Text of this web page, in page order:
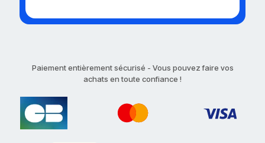
Paiement entièrement sécurisé - Vous pouvez faire vos
achats en toute confiance !